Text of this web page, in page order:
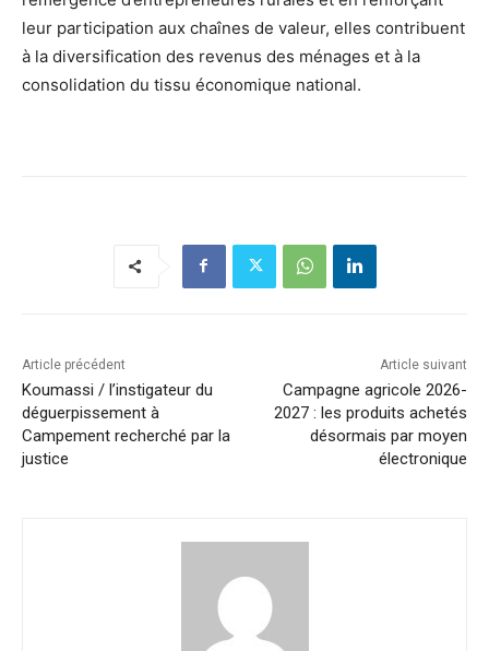
leur participation aux chaînes de valeur, elles contribuent
à la diversification des revenus des ménages et à la
consolidation du tissu économique national.
Article précédent
Koumassi / l’instigateur du
déguerpissement à
Campement recherché par la
justice
Article suivant
Campagne agricole 2026-
2027 : les produits achetés
désormais par moyen
électronique